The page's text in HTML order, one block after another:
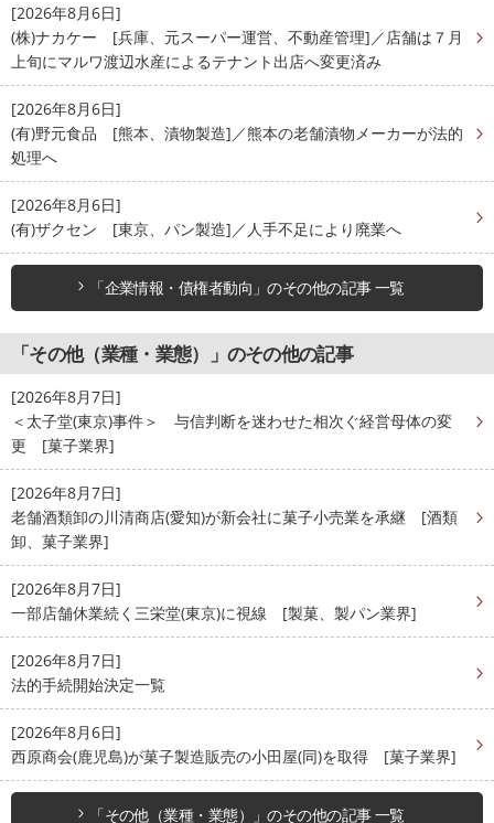
[2026年8月6日]
(株)ナカケー [兵庫、元スーパー運営、不動産管理]／店舗は７月
上旬にマルワ渡辺水産によるテナント出店へ変更済み
[2026年8月6日]
(有)野元食品 [熊本、漬物製造]／熊本の老舗漬物メーカーが法的
処理へ
[2026年8月6日]
(有)ザクセン [東京、パン製造]／人手不足により廃業へ
「企業情報・債権者動向」のその他の記事 一覧
「その他（業種・業態）」のその他の記事
[2026年8月7日]
＜太子堂(東京)事件＞ 与信判断を迷わせた相次ぐ経営母体の変
更 [菓子業界]
[2026年8月7日]
老舗酒類卸の川清商店(愛知)が新会社に菓子小売業を承継 [酒類
卸、菓子業界]
[2026年8月7日]
一部店舗休業続く三栄堂(東京)に視線 [製菓、製パン業界]
[2026年8月7日]
法的手続開始決定一覧
[2026年8月6日]
西原商会(鹿児島)が菓子製造販売の小田屋(同)を取得 [菓子業界]
「その他（業種・業態）」のその他の記事 一覧